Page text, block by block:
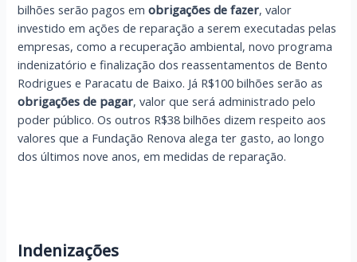
bilhões serão pagos em obrigações de fazer, valor
investido em ações de reparação a serem executadas pelas
empresas, como a recuperação ambiental, novo programa
indenizatório e finalização dos reassentamentos de Bento
Rodrigues e Paracatu de Baixo. Já R$100 bilhões serão as
obrigações de pagar, valor que será administrado pelo
poder público. Os outros R$38 bilhões dizem respeito aos
valores que a Fundação Renova alega ter gasto, ao longo
dos últimos nove anos, em medidas de reparação.
Indenizações